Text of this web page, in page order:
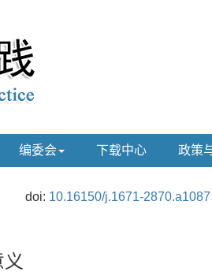
编委会 下载中心 政策
doi: 10.16150/j.1671-2870.a1087